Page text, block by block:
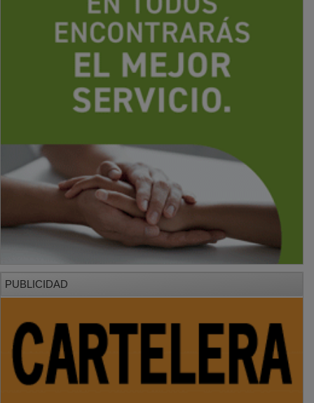
PUBLICIDAD